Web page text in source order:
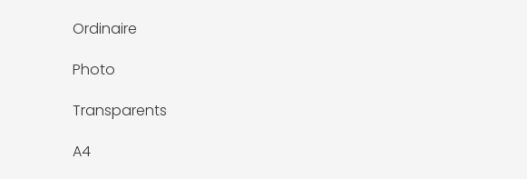
Ordinaire
Photo
Transparents
A4